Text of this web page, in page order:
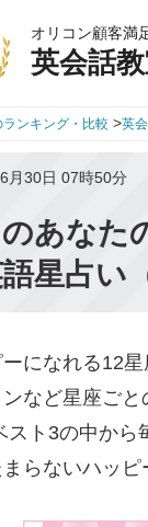
オリコン顧客満
英会話
ンキング・比較 >英
月30日 07時50分
あなた
星占い
になれる12星
など星座ご
スト3の中から
らないハッピ